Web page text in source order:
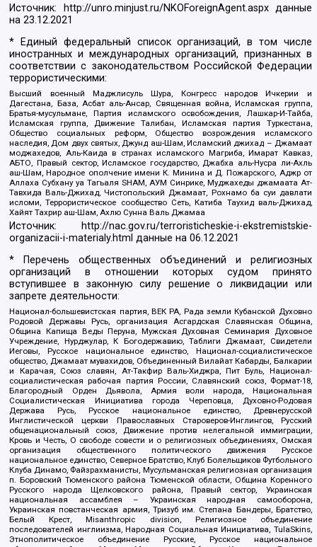
Источник: http://unro.minjust.ru/NKOForeignAgent.aspxданные
на23.12.2021
* Единый федеральный список организаций, в том числе
иностранных и международных организаций, признанных в
соответствии с законодательством Российской Федерации
террористическими:
Высший военный Маджлисуль Шура, Конгресс народов Ичкерии и
Дагестана, База, Асбат аль-Ансар, Священная война, Исламская группа,
Братья-мусульмане, Партия исламского освобождения, Лашкар-И-Тайба,
Исламская группа, Движение Талибан, Исламская партия Туркестана,
Общество социальных реформ, Общество возрождения исламского
наследия, Дом двух святых, Джунд аш-Шам, Исламский джихад – Джамаат
моджахедов, Аль-Каида в странах исламского Магриба, Имарат Кавказ,
АБТО, Правый сектор, Исламское государство, Джабха аль-Нусра ли-Ахль
аш-Шам, Народное ополчение имени К. Минина и Д. Пожарского, Аджр от
Аллаха Субхану уа Тагьаля SHAM, АУМ Синрике, Муджахеды джамаата Ат-
Тавхида Валь-Джихад, Чистопольский Джамаат, Рохнамо ба суи давлати
исломи, Террористическое сообщество Сеть, Катиба Таухид валь-Джихад,
Хайят Тахрир аш-Шам, Ахлю Сунна Валь Джамаа
Источник:
http://nac.gov.ru/terroristicheskie-i-ekstremistskie-
organizacii-i-materialy.html данные на06.12.2021
* Перечень общественных объединений и религиозных
организаций в отношении которых судом принято
вступившее в законную силу решение о ликвидации или
запрете деятельности:
Национал-большевистская партия, ВЕК РА, Рада земли Кубанской Духовно
Родовой Державы Русь, организация Асгардская Славянская Община,
Община Капища Веды Перуна, Мужская Духовная Семинария Духовное
Учреждение, Нурджулар, К Богодержавию, Таблиги Джамаат, Свидетели
Иеговы, Русское национальное единство, Национал-социалистическое
общество, Джамаат мувахидов, Объединенный Вилайат Кабарды, Балкарии
и Карачая, Союз славян, Ат-Такфир Валь-Хиджра, Пит Буль, Национал-
социалистическая рабочая партия России, Славянский союз, Формат-18,
Благородный Орден Дьявола, Армия воли народа, Национальная
Социалистическая Инициатива города Череповца, Духовно-Родовая
Держава Русь, Русское национальное единство, Древнерусской
Инглистической церкви Православных Староверов-Инглингов, Русский
общенациональный союз, Движение против нелегальной иммиграции,
Кровь и Честь, О свободе совести и о религиозных объединениях, Омская
организация общественного политического движения Русское
национальное единство, Северное Братство, Клуб Болельщиков Футбольного
Клуба Динамо, Файзрахманисты, Мусульманская религиозная организация
п. Боровский Тюменского района Тюменской области, Община Коренного
Русского народа Щелковского района, Правый сектор, Украинская
национальная ассамблея – Украинская народная самооборона,
Украинская повстанческая армия, Тризуб им. Степана Бандеры, Братство,
Белый Крест, Misanthropic division, Религиозное объединение
последователей инглиизма, Народная Социальная Инициатива, TulaSkins,
Этнополитическое объединение Русские, Русское национальное